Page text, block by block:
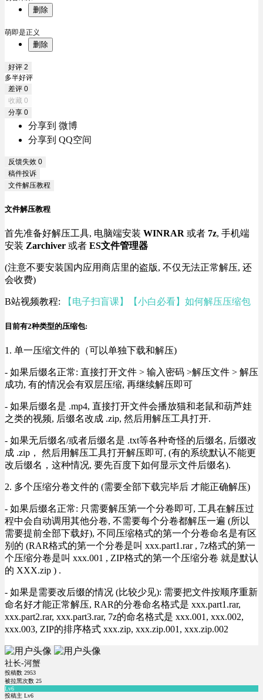
删除
萌即是正义
删除
好评 2
多半好评
差评 0
收藏 0
分享 0
分享到 微博
分享到 QQ空间
反馈失效 0
稿件投诉
文件解压教程
文件解压教程
首先准备好解压工具, 电脑端安装 WINRAR 或者 7z, 手机端
安装 Zarchiver 或者 ES文件管理器
(注意不要安装国内应用商店里的盗版, 不仅无法正常解压, 还
会收费)
B站视频教程: 【电子扫盲课】【小白必看】如何解压压缩包
目前有2种类型的压缩包:
1. 单一压缩文件的（可以单独下载和解压)
- 如果后缀名正常: 直接打开文件 > 输入密码 >解压文件 > 解压
成功, 有的情况会有双层压缩, 再继续解压即可
- 如果后缀名是 .mp4, 直接打开文件会播放猫和老鼠和葫芦娃
之类的视频, 后缀名改成 .zip, 然后用解压工具打开.
- 如果无后缀名/或者后缀名是 .txt等各种奇怪的后缀名, 后缀改
成 .zip， 然后用解压工具打开解压即可, (有的系统默认不能更
改后缀名，这种情况, 要先百度下如何显示文件后缀名).
2. 多个压缩分卷文件的 (需要全部下载完毕后 才能正确解压)
- 如果后缀名正常: 只需要解压第一个分卷即可, 工具在解压过
程中会自动调用其他分卷, 不需要每个分卷都解压一遍 (所以
需要提前全部下载好), 不同压缩格式的第一个分卷命名是有区
别的 (RAR格式的第一个分卷是叫 xxx.part1.rar , 7z格式的第一
个压缩分卷是叫 xxx.001 , ZIP格式的第一个压缩分卷 就是默认
的 XXX.zip ) .
- 如果是需要改后缀的情况 (比较少见): 需要把文件按顺序重新
命名好才能正常解压, RAR的分卷命名格式是 xxx.part1.rar,
xxx.part2.rar, xxx.part3.rar, 7z的命名格式是 xxx.001, xxx.002,
xxx.003, ZIP的排序格式 xxx.zip, xxx.zip.001, xxx.zip.002
社长-河蟹
投稿数 2953
被拉黑次数 25
Lv6
投稿主 Lv6